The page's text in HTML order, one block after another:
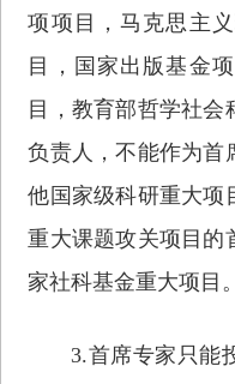
项项目，马克思主
目，国家出版基金
目，教育部哲学社会
负责人，不能作为首
他国家级科研重大项
重大课题攻关项目的
家社科基金重大项目。
3.首席专家只能